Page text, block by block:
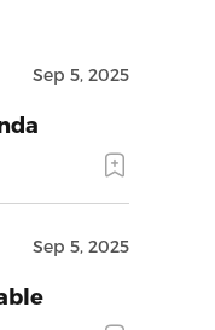
Sep 5, 2025
Sep 5, 2025